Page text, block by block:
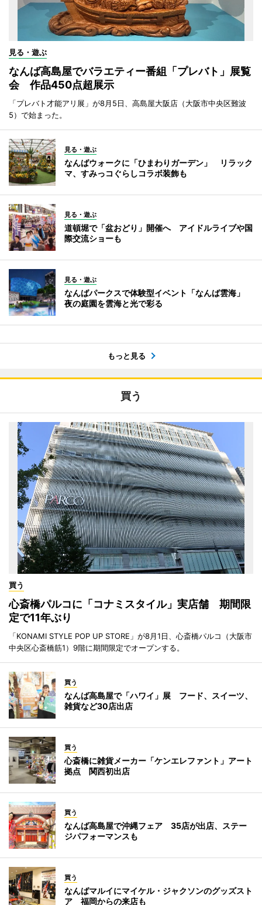
見る・遊ぶ
なんば高島屋でバラエティー番組「プレバト」展覧
会 作品450点超展示
「プレバト才能アリ展」が8月5日、高島屋大阪店（大阪市中央区難波
5）で始まった。
見る・遊ぶ
なんばウォークに「ひまわりガーデン」 リラック
マ、すみっコぐらしコラボ装飾も
見る・遊ぶ
道頓堀で「盆おどり」開催へ アイドルライブや国
際交流ショーも
見る・遊ぶ
なんばパークスで体験型イベント「なんば雲海」
夜の庭園を雲海と光で彩る
もっと見る
買う
買う
心斎橋パルコに「コナミスタイル」実店舗 期間限
定で11年ぶり
「KONAMI STYLE POP UP STORE」が8月1日、心斎橋パルコ（大阪市
中央区心斎橋筋1）9階に期間限定でオープンする。
買う
なんば高島屋で「ハワイ」展 フード、スイーツ、
雑貨など30店出店
買う
心斎橋に雑貨メーカー「ケンエレファント」アート
拠点 関西初出店
買う
なんば高島屋で沖縄フェア 35店が出店、ステー
ジパフォーマンスも
買う
なんばマルイにマイケル・ジャクソンのグッズスト
ア 福岡からの来店も